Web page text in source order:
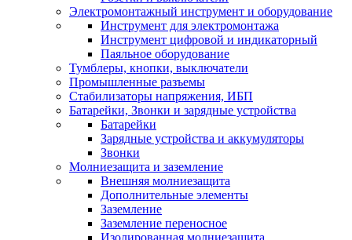
Электромонтажный инструмент и оборудование
Инструмент для электромонтажа
Инструмент цифровой и индикаторный
Паяльное оборудование
Тумблеры, кнопки, выключатели
Промышленные разъемы
Стабилизаторы напряжения, ИБП
Батарейки, Звонки и зарядные устройства
Батарейки
Зарядные устройства и аккумуляторы
Звонки
Молниезащита и заземление
Внешняя молниезащита
Дополнительные элементы
Заземление
Заземление переносное
Изолированная молниезащита